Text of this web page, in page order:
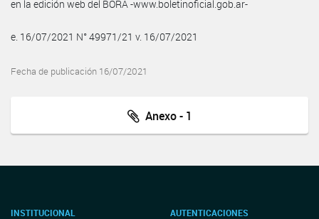
en la edición web del BORA -www.boletinoficial.gob.ar-
e. 16/07/2021 N° 49971/21 v. 16/07/2021
Fecha de publicación 16/07/2021
Anexo - 1
INSTITUCIONAL AUTENTICACIONES